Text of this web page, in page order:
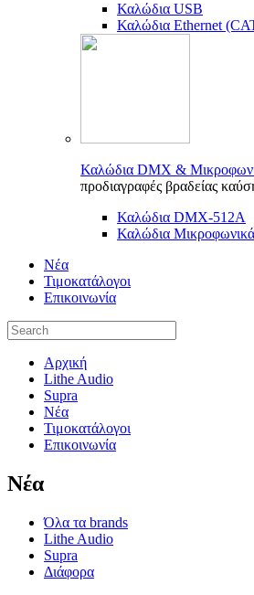
Καλώδια USB
Καλώδια Ethernet
Καλώδια DMX &
προδιαγραφές βραδείας
Καλώδια DMX-512A
Καλώδια Μικροφωνικά
Νέα
Τιμοκατάλογοι
Επικοινωνία
Αρχική
Lithe Audio
Supra
Νέα
Τιμοκατάλογοι
Επικοινωνία
Nέα
Όλα τα brands
Lithe Audio
Supra
Διάφορα